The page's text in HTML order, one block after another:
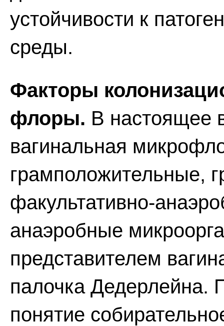
устойчивости к
среды.
Факторы
флоры. В настоящее
вагинальная
грамположительные,
факультативно-
анаэробные
представителем
палочка Дедерлейна.
понятие